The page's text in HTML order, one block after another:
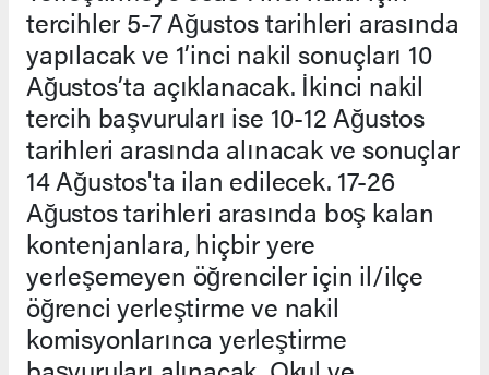
tercihler 5-7 Ağustos tarihleri arasında
yapılacak ve 1’inci nakil sonuçları 10
Ağustos’ta açıklanacak. İkinci nakil
tercih başvuruları ise 10-12 Ağustos
tarihleri arasında alınacak ve sonuçlar
14 Ağustos'ta ilan edilecek. 17-26
Ağustos tarihleri arasında boş kalan
kontenjanlara, hiçbir yere
yerleşemeyen öğrenciler için il/ilçe
öğrenci yerleştirme ve nakil
komisyonlarınca yerleştirme